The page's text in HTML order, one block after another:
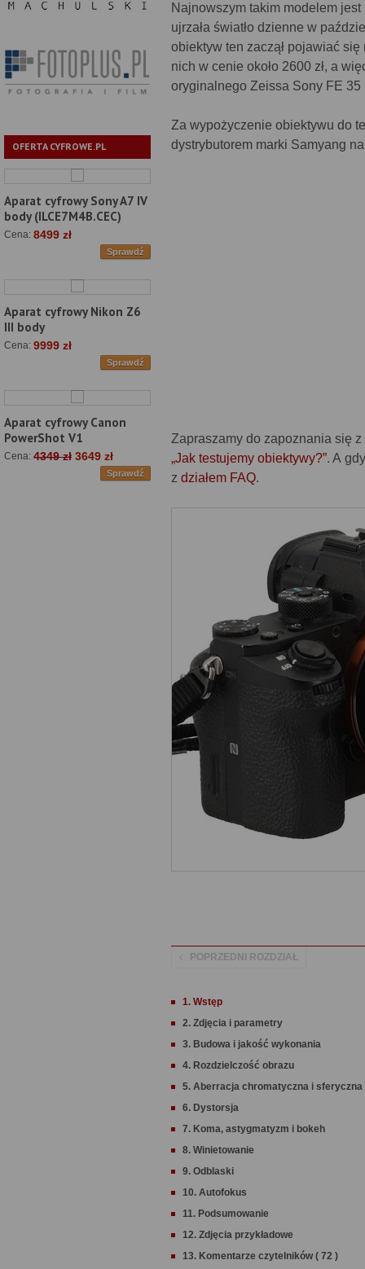
OFERTA CYFROWE.PL
Aparat cyfrowy Sony A7 IV
body (ILCE7M4B.CEC)
Cena: 8499 zł
Sprawdź
Aparat cyfrowy Nikon Z6
III body
Cena: 9999 zł
Sprawdź
Aparat cyfrowy Canon
PowerShot V1
Cena: 4349 zł 3649 zł
Sprawdź
Najnowszym takim modelem
ujrzała światło dzienne w
obiektyw ten zaczął pojawiać
nich w cenie około 2600 zł, a
oryginalnego Zeissa Sony FE 35
Za wypożyczenie obiektywu do
dystrybutorem marki Samyang
Zapraszamy do zapoznania się
„Jak testujemy obiektywy?”. A
z działem FAQ.
POPRZEDNI ROZDZIAŁ
1. Wstęp
2. Zdjęcia i parametry
3. Budowa i jakość wykonania
4. Rozdzielczość obrazu
5. Aberracja chromatyczna i sferyczna
6. Dystorsja
7. Koma, astygmatyzm i bokeh
8. Winietowanie
9. Odblaski
10. Autofokus
11. Podsumowanie
12. Zdjęcia przykładowe
13. Komentarze czytelników ( 72 )